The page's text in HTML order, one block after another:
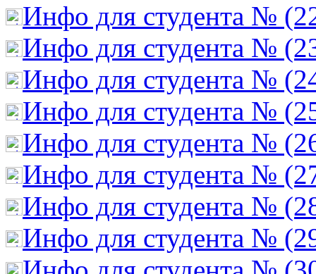
Инфо для студента №
Инфо для студента №
Инфо для студента №
Инфо для студента №
Инфо для студента №
Инфо для студента №
Инфо для студента №
Инфо для студента №